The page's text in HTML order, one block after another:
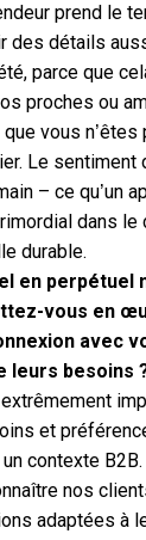
prend le
des détails
parce que
proches ou
vous n’êtes
Le sentiment
– ce qu’un
dans le
durable.
en perpétuel
vous en
avec
leurs besoins
et
contexte
nos
adaptées à